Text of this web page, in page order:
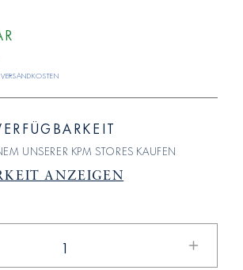
Versandkosten
UNSERER KPM STORES KAUFEN
ANZEIGEN
Erhöhe
die